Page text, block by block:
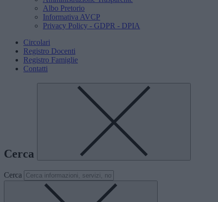
Albo Pretorio
Informativa AVCP
Privacy Policy - GDPR - DPIA
Circolari
Registro Docenti
Registro Famiglie
Contatti
Cerca
Cerca